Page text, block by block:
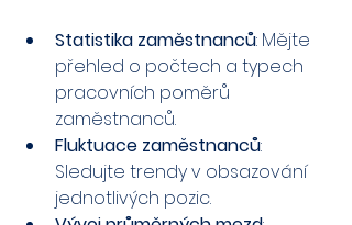
Statistika zaměstnanců: Mějte
přehled o počtech a typech
pracovních poměrů
zaměstnanců.
Fluktuace zaměstnanců:
Sledujte trendy v obsazování
jednotlivých pozic.